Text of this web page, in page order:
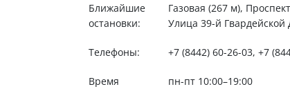
Ближайшие
остановки:
Газовая (267 м),
Улица 39-й
Телефоны: +7 (8442) 60-26-03, +7
Время
пн-пт 10:00–19:00